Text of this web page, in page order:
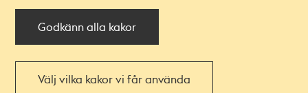
Godkänn alla kakor
Välj vilka kakor vi får använda